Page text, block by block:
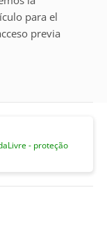
para el
previa
- proteção